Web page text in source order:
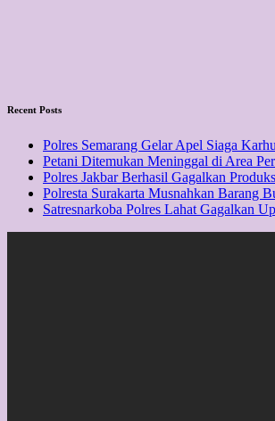
Recent Posts
Polres Semarang Gelar Apel Siaga
Petani Ditemukan Meninggal di Area
Polres Jakbar Berhasil Gagalkan
Polresta Surakarta Musnahkan Barang
Satresnarkoba Polres Lahat Gagalkan